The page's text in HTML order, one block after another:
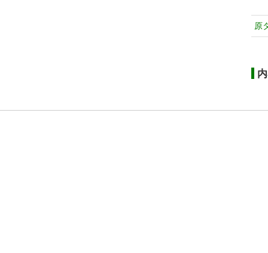
原